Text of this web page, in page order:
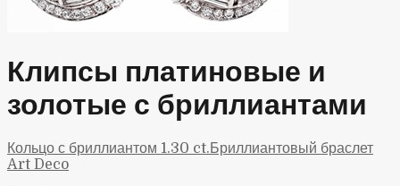
Клипсы платиновые и
золотые с бриллиантами
Кольцо с бриллиантом 1.30 ct.Бриллиантовый браслет
Art Deco